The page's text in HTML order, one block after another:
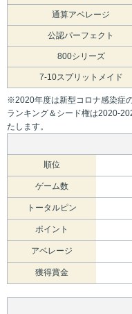
通算アベレージ
公認パーフェクト
800シリーズ
7-10スプリットメイド
※2020年度は新型コロナ感染症
ランキング＆シード権は2020-
たします。
順位
ゲーム数
トータルピン
ポイント
アベレージ
獲得賞金